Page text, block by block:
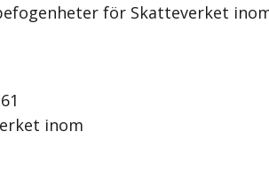
för Skatteverket
inom